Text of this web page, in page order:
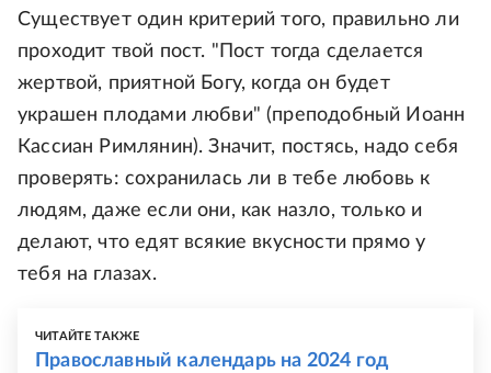
Существует один критерий того, правильно ли
проходит твой пост. "Пост тогда сделается
жертвой, приятной Богу, когда он будет
украшен плодами любви" (преподобный Иоанн
Кассиан Римлянин). Значит, постясь, надо себя
проверять: сохранилась ли в тебе любовь к
людям, даже если они, как назло, только и
делают, что едят всякие вкусности прямо у
тебя на глазах.
ЧИТАЙТЕ ТАКЖЕ
Православный календарь на 2024 год